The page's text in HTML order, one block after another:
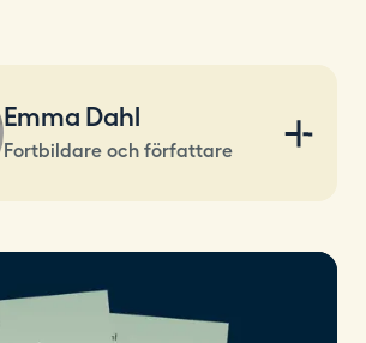
Emma Dahl
Fortbildare och författare